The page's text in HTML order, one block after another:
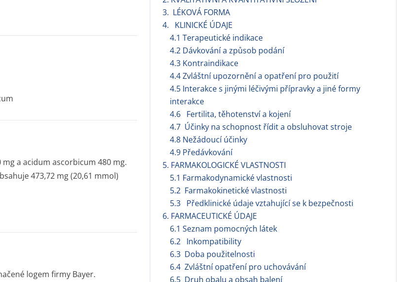
3. LÉKOVÁ FORMA
4. KLINICKÉ ÚDAJE
4.1 Terapeutické indikace
4.2 Dávkování a způsob podání
4.3 Kontraindikace
4.4 Zvláštní upozornění a opatření pro použití
4.5 Interakce s jinými léčivými přípravky a jiné formy
interakce
4.6 Fertilita, těhotenství a kojení
4.7 Účinky na schopnost řídit a obsluhovat stroje
4.8 Nežádoucí účinky
4.9 Předávkování
5. FARMAKOLOGICKÉ VLASTNOSTI
5.1 Farmakodynamické vlastnosti
5.2 Farmakokinetické vlastnosti
5.3 Předklinické údaje vztahující se k bezpečnosti
6. FARMACEUTICKÉ ÚDAJE
6.1 Seznam pomocných látek
6.2 Inkompatibility
6.3 Doba použitelnosti
6.4 Zvláštní opatření pro uchovávání
6.5 Druh obalu a obsah balení
a acidum ascorbicum 480 mg.
473,72 mg (20,61 mmol)
logem firmy Bayer.